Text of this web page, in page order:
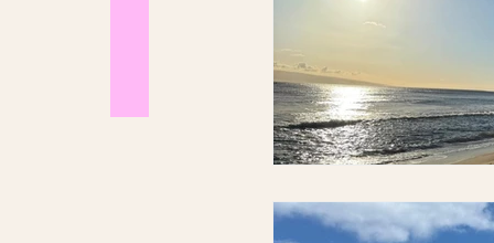
Phoenix Nordeste